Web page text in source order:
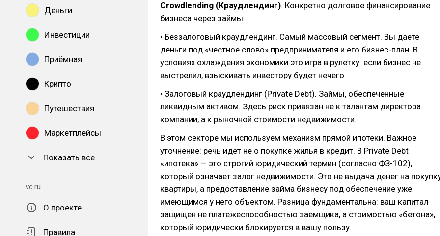
Деньги
Инвестиции
Приёмная
Крипто
Путешествия
Маркетплейсы
Показать все
vc.ru
О проекте
Правила
Crowdlending (Краудлендинг). Конкретно долговое финансирование
бизнеса через займы.
• Беззалоговый краудлендинг. Самый массовый сегмент. Вы даете
деньги под «честное слово» предпринимателя и его бизнес-план. В
условиях охлаждения экономики это игра в рулетку: если бизнес не
выстрелил, взыскивать инвестору будет нечего.
• Залоговый краудлендинг (Private Debt). Займы, обеспеченные
ликвидным активом. Здесь риск привязан не к талантам директора
компании, а к рыночной стоимости недвижимости.
В этом секторе мы используем механизм прямой ипотеки. Важное
уточнение: речь идет не о покупке жилья в кредит. В Private Debt
«ипотека» — это строгий юридический термин (согласно ФЗ-102),
который означает залог недвижимости. Это не выдача денег на
квартиры, а предоставление займа бизнесу под обеспечение уже
имеющимся у него объектом. Разница фундаментальна: ваш капитал
защищен не платежеспособностью заемщика, а стоимостью «бетона»,
который юридически блокируется в вашу пользу.